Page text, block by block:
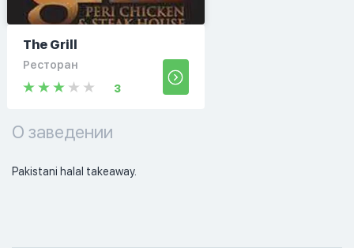
The Grill
Ресторан
3
О заведении
Pakistani halal takeaway.